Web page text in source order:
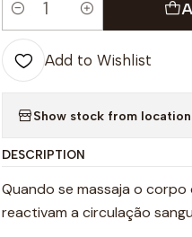
Quantity
Add to Wishlist
Show stock from
DESCRIPTION
Quando se massaja o
reactivam a circulação